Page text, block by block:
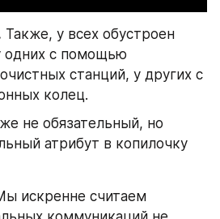
Также, у всех обустроен
одних с помощью
станций, у других с
колец.
не обязательный, но
атрибут в копилочку
искренне считаем